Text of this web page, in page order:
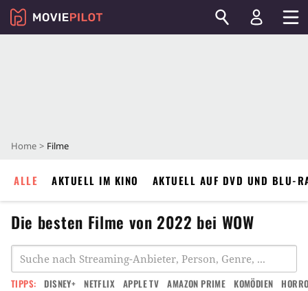
Home Filme
ALLE AKTUELL IM KINO AKTUELL AUF DVD UND BLU-
Die besten Filme von 2022 bei WOW
TIPPS: DISNEY+ NETFLIX APPLE TV AMAZON PRIME KOMÖDIEN